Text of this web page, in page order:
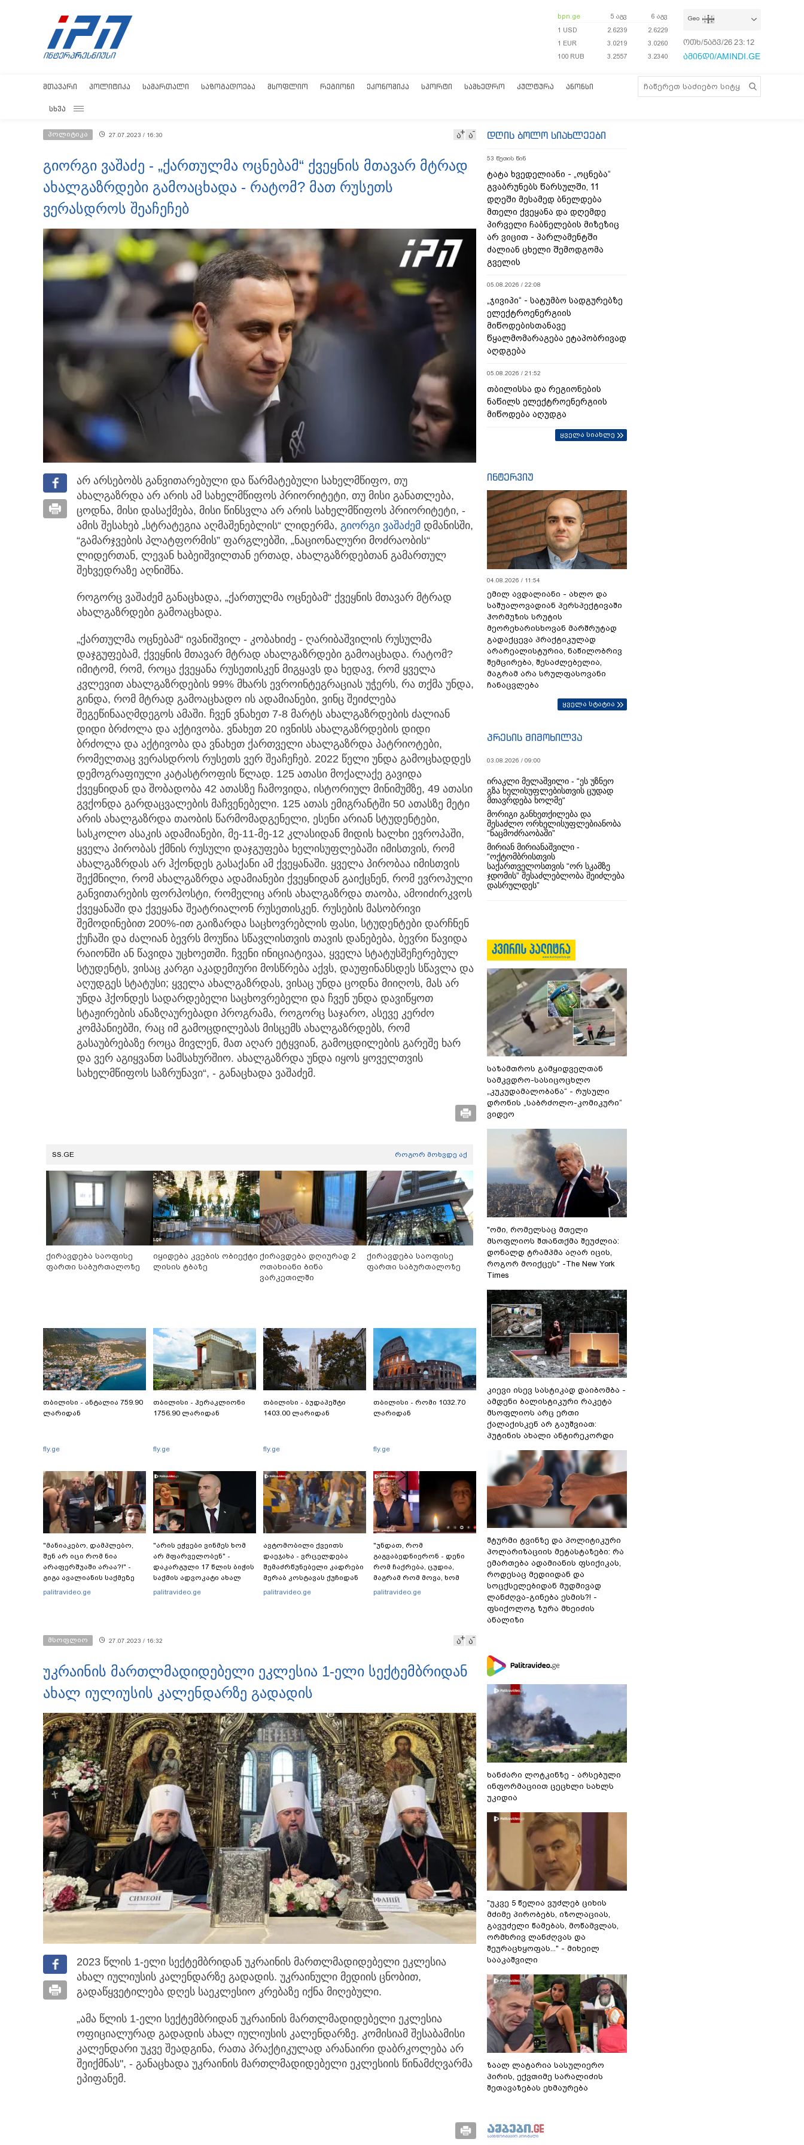
bpn.ge 5 აგვ
6 აგვ
1 USD
2.6239
2.6229
1 EUR
3.0219
3.0260
100 RUB
3.2557 3.2340
Geo
ოთხ/5აგვ/26 23:12:35
ამინდი/AMINDI.GE
ᲛᲗᲐᲕᲐᲠᲘ ᲞᲝᲚᲘᲢᲘᲙᲐ ᲡᲐᲛᲐᲠᲗᲐᲚᲘ ᲡᲐᲖᲝᲒᲐᲓᲝᲔᲑᲐ ᲛᲡᲝᲤᲚᲘᲝ ᲠᲔᲒᲘᲝᲜᲘ ᲔᲙᲝᲜᲝᲛᲘᲙᲐ ᲡᲞᲝᲠᲢᲘ ᲡᲐᲛᲮᲔᲓᲠᲝ ᲙᲣᲚᲢᲣᲠᲐ ᲐᲜᲝᲜᲡᲘ
ᲡᲮᲕᲐ
პოლიტიკა 27.07.2023 / 16:30 ა ა
გიორგი ვაშაძე - „ქართულმა ოცნებამ“ ქვეყნის მთავარ მტრად
ახალგაზრდები გამოაცხადა - რატომ? მათ რუსეთს
ვერასდროს შეაჩეჩებ
არ არსებობს განვითარებული და წარმატებული სახელმწიფო, თუ
ახალგაზრდა არ არის ამ სახელმწიფოს პრიორიტეტი, თუ მისი განათლება,
ცოდნა, მისი დასაქმება, მისი წინსვლა არ არის სახელმწიფოს პრიორიტეტი, -
ამის შესახებ „სტრატეგია აღმაშენებლის“ ლიდერმა, გიორგი ვაშაძემ დმანისში,
“გამარჯვების პლატფორმის” ფარგლებში, „ნაციონალური მოძრაობის“
ლიდერთან, ლევან ხაბეიშვილთან ერთად, ახალგაზრდებთან გამართულ
შეხვედრაზე აღნიშნა.
როგორც ვაშაძემ განაცხადა, „ქართულმა ოცნებამ“ ქვეყნის მთავარ მტრად
ახალგაზრდები გამოაცხადა.
„ქართულმა ოცნებამ“ ივანიშვილ - კობახიძე - ღარიბაშვილის რუსულმა
დაჯგუფებამ, ქვეყნის მთავარ მტრად ახალგაზრდები გამოაცხადა. რატომ?
იმიტომ, რომ, როცა ქვეყანა რუსეთისკენ მიგყავს და ხედავ, რომ ყველა
კვლევით ახალგაზრდების 99% მხარს ევროინტეგრაციას უჭერს, რა თქმა უნდა,
გინდა, რომ მტრად გამოაცხადო ის ადამიანები, ვინც შეიძლება
შეგეწინააღმდეგოს ამაში. ჩვენ ვნახეთ 7-8 მარტს ახალგაზრდების ძალიან
დიდი ბრძოლა და აქტივობა. ვნახეთ 20 ივნისს ახალგაზრდების დიდი
ბრძოლა და აქტივობა და ვნახეთ ქართველი ახალგაზრდა პატრიოტები,
რომელთაც ვერასდროს რუსეთს ვერ შეაჩეჩებ. 2022 წელი უნდა გამოცხადდეს
დემოგრაფიული კატასტროფის წლად. 125 ათასი მოქალაქე გავიდა
ქვეყნიდან და შობადობა 42 ათასზე ჩამოვიდა, ისტორიულ მინიმუმზე, 49 ათასი
გვქონდა გარდაცვალების მაჩვენებელი. 125 ათას ემიგრანტში 50 ათასზე მეტი
არის ახალგაზრდა თაობის წარმომადგენელი, ესენი არიან სტუდენტები,
სასკოლო ასაკის ადამიანები, მე-11-მე-12 კლასიდან მიდის ხალხი ევროპაში,
ყველა პირობას ქმნის რუსული დაჯგუფება ხელისუფლებაში იმისთვის, რომ
ახალგაზრდას არ ჰქონდეს გასაქანი ამ ქვეყანაში. ყველა პირობაა იმისთვის
შექმნილი, რომ ახალგაზრდა ადამიანები ქვეყნიდან გაიქცნენ, რომ ევროპული
განვითარების ფორპოსტი, რომელიც არის ახალგაზრდა თაობა, ამოიძირკვოს
ქვეყანაში და ქვეყანა შეატრიალონ რუსეთისკენ. რუსების მასობრივი
შემოდინებით 200%-ით გაიზარდა საცხოვრებლის ფასი, სტუდენტები დარჩნენ
ქუჩაში და ძალიან ბევრს მოუწია სწავლისთვის თავის დანებება, ბევრი წავიდა
რაიონში ან წავიდა უცხოეთში. ჩვენი ინიციატივაა, ყველა სტატუსშეჩერებულ
სტუდენტს, ვისაც კარგი აკადემიური მოსწრება აქვს, დაუფინანსდეს სწავლა და
აღუდგეს სტატუსი; ყველა ახალგაზრდას, ვისაც უნდა ცოდნა მიიღოს, მას არ
უნდა ჰქონდეს სადარდებელი საცხოვრებელი და ჩვენ უნდა დავიწყოთ
სტაჟირების ანაზღაურებადი პროგრამა, როგორც საჯარო, ასევე კერძო
კომპანიებში, რაც იმ გამოცდილებას მისცემს ახალგაზრდებს, რომ
გასაუბრებაზე როცა მივლენ, მათ აღარ ეტყვიან, გამოცდილების გარეშე ხარ
და ვერ აგიყვანთ სამსახურშიო. ახალგაზრდა უნდა იყოს ყოველთვის
სახელმწიფოს საზრუნავი“, - განაცხადა ვაშაძემ.
SS.GE როგორ მოხვდე აქ
ქირავდება საოფისე
ფართი საბურთალოზე
იყიდება კვების ობიექტი
ლისის ტბაზე
ქირავდება დღიურად 2
ოთახიანი ბინა
ვარკეთილში
ქირავდება საოფისე
ფართი საბურთალოზე
თბილისი - ანტალია 759.90
ლარიდან
fly.ge
თბილისი - ჰერაკლიონი
1756.90 ლარიდან
fly.ge
თბილისი - ბუდაპეშტი
1403.00 ლარიდან
fly.ge
თბილისი - რომი 1032.70
ლარიდან
fly.ge
"მანიაკებო, დამპლებო,
შენ არ იცი რომ ნია
არაფერშუაში არაა?!" -
გიგა ავალიანის საქმეზე
ნია იმნაძეს აკავებენ
palitravideo.ge
"არის ეჭვები ვინმეს ხომ
არ მფარველობენ" -
დაკარგული 17 წლის ბიჭის
საქმის ადვოკატი ახალ
გარემოებებზე საუბრობს
palitravideo.ge
ავტომობილი ქვეითს
დაეჯახა - ვრცელდება
შემაძრწუნებელი კადრები
მერაბ კოსტავას ქუჩიდან
palitravideo.ge
"უნდათ, რომ
გაგვაბედნიერონ - დენი
რომ ჩაქრება, ცუდია,
მაგრამ რომ მოვა, ხომ
გაგვეხარდება“ -
palitravideo.ge
მსოფლიო 27.07.2023 / 16:32 ა ა
უკრაინის მართლმადიდებელი ეკლესია 1-ელი სექტემბრიდან
ახალ იულიუსის კალენდარზე გადადის
2023 წლის 1-ელი სექტემბრიდან უკრაინის მართლმადიდებელი ეკლესია
ახალ იულიუსის კალენდარზე გადადის. უკრაინული მედიის ცნობით,
გადაწყვეტილება დღეს საეკლესიო კრებაზე იქნა მიღებული.
„ამა წლის 1-ელი სექტემბრიდან უკრაინის მართლმადიდებელი ეკლესია
ოფიციალურად გადადის ახალ იულიუსის კალენდარზე. კომისიამ შესაბამისი
კალენდარი უკვე შეადგინა, რათა პრაქტიკულად არანაირი დაბრკოლება არ
შეიქმნას", - განაცხადა უკრაინის მართლმადიდებელი ეკლესიის წინამძღვარმა
ეპიფანემ.
დღის ბოლო სიახლეები
53 წუთის წინ
ტატა ხვედელიანი - „ოცნება“
გვაბრუნებს წარსულში, 11
დღეში მესამედ ბნელდება
მთელი ქვეყანა და დღემდე
პირველი ჩაბნელების მიზეზიც
არ ვიცით - პარლამენტში
ძალიან ცხელი შემოდგომა
გველის
05.08.2026 / 22:08
„ჯივიპი“ - სატუმბო სადგურებზე
ელექტროენერგიის
მიწოდებისთანავე
წყალმომარაგება ეტაპობრივად
აღდგება
05.08.2026 / 21:52
თბილისსა და რეგიონების
ნაწილს ელექტროენერგიის
მიწოდება აღუდგა
ყველა სიახლე
ინტერვიუ
04.08.2026 / 11:54
ემილ ავდალიანი - ახლო და
საშუალოვადიან პერსპექტივაში
ჰორმუზის სრუტის
მეორეხარისხოვან მარშრუტად
გადაქცევა პრაქტიკულად
არარეალისტურია, ნაწილობრივ
შემცირება, შესაძლებელია,
მაგრამ არა სრულფასოვანი
ჩანაცვლება
ყველა სტატია
პრესის მიმოხილვა
03.08.2026 / 09:00
ირაკლი მელაშვილი - “ეს უზნეო
გზა ხელისუფლებისთვის ცუდად
მთავრდება ხოლმე“
მორიგი განხეთქილება და
შესაძლო ორხელისუფლებიანობა
“ნაცმოძრაობაში”
მირიან მირიანაშვილი -
“ოქტომბრისთვის
საქართველოსთვის “ორ სკამზე
ჯდომის” შესაძლებლობა შეიძლება
დასრულდეს”
საზამთროს გამყიდველთან
სამკვდრო-სასიცოცხლო
„კუკუდამალობანა“ - რუსული
დრონის „საბრძოლო-კომიკური“
ვიდეო
"ომი, რომელსაც მთელი
მსოფლიოს შთანთქმა შეუძლია:
დონალდ ტრამპმა აღარ იცის,
როგორ მოიქცეს" -The New York
Times
კიევი ისევ სასტიკად დაიბომბა -
ამდენი ბალისტიკური რაკეტა
მსოფლიოს არც ერთი
ქალაქისკენ არ გაუშვიათ:
პუტინის ახალი ანტირეკორდი
შტურმი ტვინზე და პოლიტიკური
პოლარიზაციის მეტასტაზები: რა
ემართება ადამიანის ფსიქიკას,
როდესაც მედიიდან და
სოცქსელებიდან მუდმივად
ლანძღვა-გინება ესმის?! -
ფსიქოლოგ ზურა მხეიძის
ანალიზი
ხანძარი ლოტკინზე - არსებული
ინფორმაციით ცეცხლი სახლს
უკიდია
"უკვე 5 წელია ვუძლებ ციხის
მძიმე პირობებს, იზოლაციას,
გავუძელი წამებას, მოწამვლას,
ორმხრივ ლანძღვას და
შეურაცხყოფას..." - მიხეილ
სააკაშვილი
ზაალ ლატარია სასულიერო
პირის, ექვთიმე სარალიძის
შეთავაზებას ეხმაურება